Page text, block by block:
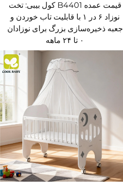
قیمت عمده B4401 کول بیبی: تخت
نوزاد ۶ در ۱ با قابلیت تاب خوردن و
جعبه ذخیره‌سازی بزرگ برای نوزادان
۰ تا ۲۴ ماهه